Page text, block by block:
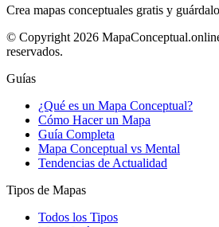
Crea mapas conceptuales gratis y
© Copyright 2026
reservados.
Guías
¿Qué es un Mapa Conceptual?
Cómo Hacer un Mapa
Guía Completa
Mapa Conceptual vs Mental
Tendencias de Actualidad
Tipos de Mapas
Todos los Tipos